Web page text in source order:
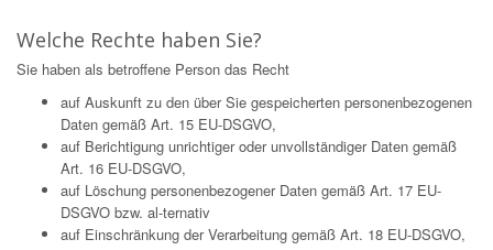
Welche Rechte haben Sie?
Sie haben als betroffene Person das Recht
auf Auskunft zu den über Sie gespeicherten personenbezogenen
Daten gemäß Art. 15 EU-DSGVO,
auf Berichtigung unrichtiger oder unvollständiger Daten gemäß
Art. 16 EU-DSGVO,
auf Löschung personenbezogener Daten gemäß Art. 17 EU-
DSGVO bzw. al-ternativ
auf Einschränkung der Verarbeitung gemäß Art. 18 EU-DSGVO,